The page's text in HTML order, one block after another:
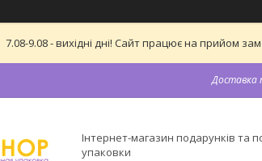
7.08-9.08 - вихідні дні! Сайт працює на прийом
Доставка
Інтернет-магазин подарунків та
упаковки